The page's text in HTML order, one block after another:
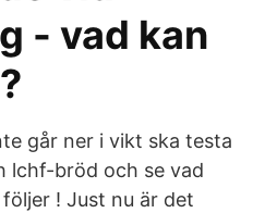
- vad kan
går ner i vikt ska testa
lchf-bröd och se vad
! Just nu är det